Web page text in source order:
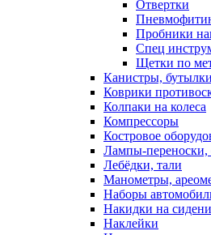
Отвертки
Пробники
Спец
Щетки по
Канистры, бутылки
Коврики
Колпаки на колеса
Компрессоры
Костровое
Лампы-переноски,
Лебёдки, тали
Манометры,
Наборы
Накидки на
Наклейки